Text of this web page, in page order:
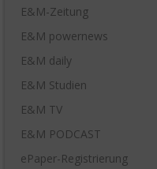
E&M-Zeitung
E&M powernews
E&M daily
E&M Studien
E&M TV
E&M PODCAST
ePaper-Registrierung